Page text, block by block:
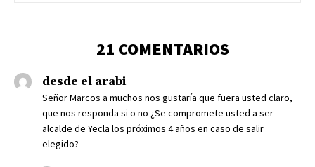
21 COMENTARIOS
desde el arabi
Señor Marcos a muchos nos gustaría que fuera usted claro,
que nos responda si o no ¿Se compromete usted a ser
alcalde de Yecla los próximos 4 años en caso de salir
elegido?